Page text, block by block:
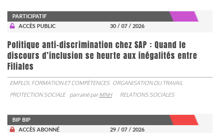
PARTICIPATIF
ACCÈS PUBLIC
30 / 07 / 2026
Politique anti-discrimination chez SAP : Quand le
discours d’inclusion se heurte aux inégalités entre
Filiales
EMPLOI, FORMATION ET COMPÉTENCES ORGANISATION DU TRAVAIL
PROTECTION SOCIALE
parrainé parMNH RELATIONS SOCIALES
BIP BIP
ACCÈS ABONNÉ
29 / 07 / 2026